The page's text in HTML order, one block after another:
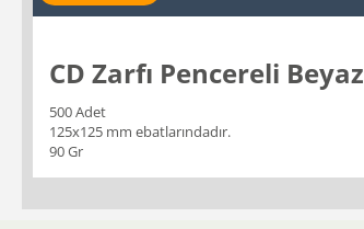
CD Zarfı Pencereli Beyaz
500 Adet
125x125 mm ebatlarındadır.
90 Gr